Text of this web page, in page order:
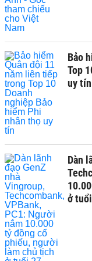
Bảo
Top
uy tín
Dàn
ở